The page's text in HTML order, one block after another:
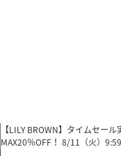
【LILY BROWN】タイムセー
MAX20％OFF！ 8/11（火）